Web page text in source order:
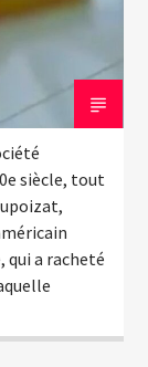
siècle, tout
a racheté